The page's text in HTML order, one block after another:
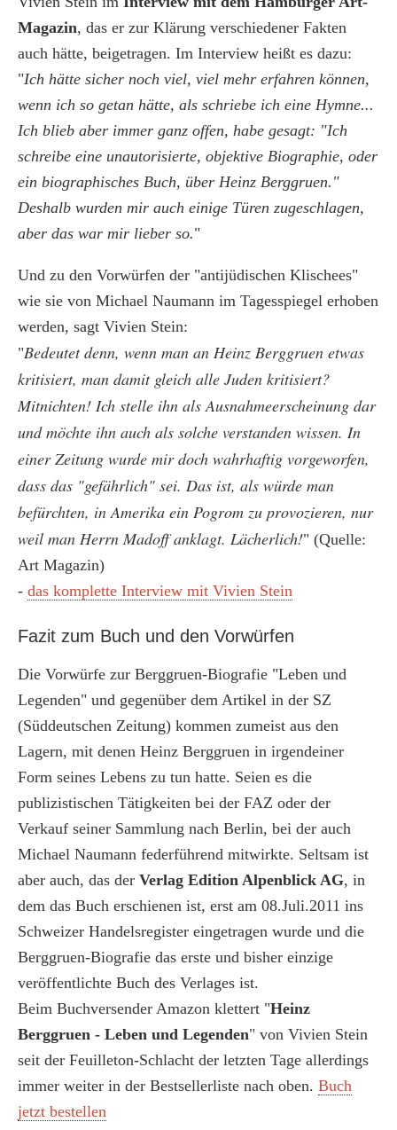
Magazin, das er zur Klärung verschiedener Fakten
auch hätte, beigetragen. Im Interview heißt es dazu:
"Ich hätte sicher noch viel, viel mehr erfahren können,
wenn ich so getan hätte, als schriebe ich eine Hymne...
Ich blieb aber immer ganz offen, habe gesagt: "Ich
schreibe eine unautorisierte, objektive Biographie, oder
ein biographisches Buch, über Heinz Berggruen."
Deshalb wurden mir auch einige Türen zugeschlagen,
aber das war mir lieber so."
Und zu den Vorwürfen der "antijüdischen Klischees"
wie sie von Michael Naumann im Tagesspiegel erhoben
werden, sagt Vivien Stein:
"Bedeutet denn, wenn man an Heinz Berggruen etwas
kritisiert, man damit gleich alle Juden kritisiert?
Mitnichten! Ich stelle ihn als Ausnahmeerscheinung dar
und möchte ihn auch als solche verstanden wissen. In
einer Zeitung wurde mir doch wahrhaftig vorgeworfen,
dass das "gefährlich" sei. Das ist, als würde man
befürchten, in Amerika ein Pogrom zu provozieren, nur
weil man Herrn Madoff anklagt. Lächerlich!" (Quelle:
Art Magazin)
- das komplette Interview mit Vivien Stein
Fazit zum Buch und den Vorwürfen
Die Vorwürfe zur Berggruen-Biografie "Leben und
Legenden" und gegenüber dem Artikel in der SZ
(Süddeutschen Zeitung) kommen zumeist aus den
Lagern, mit denen Heinz Berggruen in irgendeiner
Form seines Lebens zu tun hatte. Seien es die
publizistischen Tätigkeiten bei der FAZ oder der
Verkauf seiner Sammlung nach Berlin, bei der auch
Michael Naumann federführend mitwirkte. Seltsam ist
aber auch, das der Verlag Edition Alpenblick AG, in
dem das Buch erschienen ist, erst am 08.Juli.2011 ins
Schweizer Handelsregister eingetragen wurde und die
Berggruen-Biografie das erste und bisher einzige
veröffentlichte Buch des Verlages ist.
Beim Buchversender Amazon klettert "Heinz
Berggruen - Leben und Legenden" von Vivien Stein
seit der Feuilleton-Schlacht der letzten Tage allerdings
immer weiter in der Bestsellerliste nach oben. Buch
jetzt bestellen